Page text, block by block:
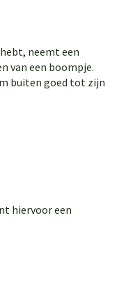
neemt een
van een boompje.
buiten goed tot zijn
hiervoor een